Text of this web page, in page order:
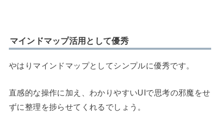
マインドマップ活用として優秀
やはりマインドマップとしてシンプルに優秀です。
直感的な操作に加え、わかりやすいUIで思考の邪魔をせ
ずに整理を捗らせてくれるでしょう。